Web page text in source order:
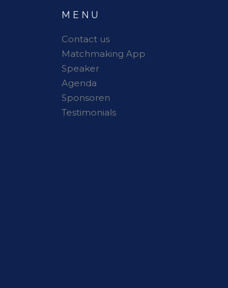
MENU
Contact us
Matchmaking App
Speaker
Agenda
Sponsoren
Testimonials